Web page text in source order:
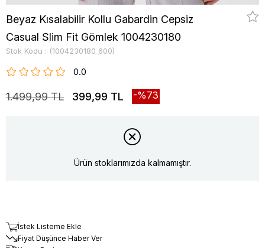
Beyaz Kısalabilir Kollu Gabardin Cepsiz
Casual Slim Fit Gömlek 1004230180
Stok Kodu (1004230180_600)
0.0
1.499,99 TL 399,99 TL 73
Ürün stoklarımızda kalmamıştır.
İstek Listeme Ekle
Fiyat Düşünce Haber Ver